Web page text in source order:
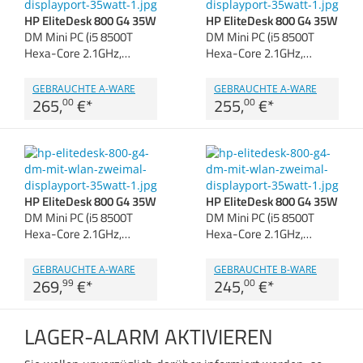
Gehäuse
Sonstiges
Zubehör
Merkzettel
HP EliteDesk 800 G4 35W
DM Mini PC (i5 8500T
Hexa-Core 2.1GHz,…
GEBRAUCHTE A-WARE
265,00 €*
HP EliteDesk 800 G4 35W
DM Mini PC (i5 8500T
Hexa-Core 2.1GHz,…
GEBRAUCHTE A-WARE
255,00 €*
HP EliteDesk 800 G4 35W
DM Mini PC (i5 8500T
Hexa-Core 2.1GHz,…
GEBRAUCHTE A-WARE
269,99 €*
HP EliteDesk 800 G4 35W
DM Mini PC (i5 8500T
Hexa-Core 2.1GHz,…
GEBRAUCHTE B-WARE
245,00 €*
LAGER-ALARM AKTIVIEREN